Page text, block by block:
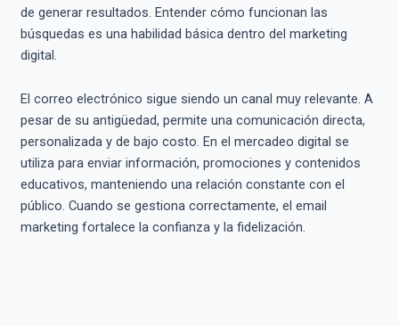
de generar resultados. Entender cómo funcionan las
búsquedas es una habilidad básica dentro del marketing
digital.
El correo electrónico sigue siendo un canal muy relevante. A
pesar de su antigüedad, permite una comunicación directa,
personalizada y de bajo costo. En el mercadeo digital se
utiliza para enviar información, promociones y contenidos
educativos, manteniendo una relación constante con el
público. Cuando se gestiona correctamente, el email
marketing fortalece la confianza y la fidelización.